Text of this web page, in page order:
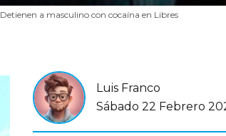
Detienen a masculino con cocaína en Libres
Luis Franco
Sábado 22 Febrero